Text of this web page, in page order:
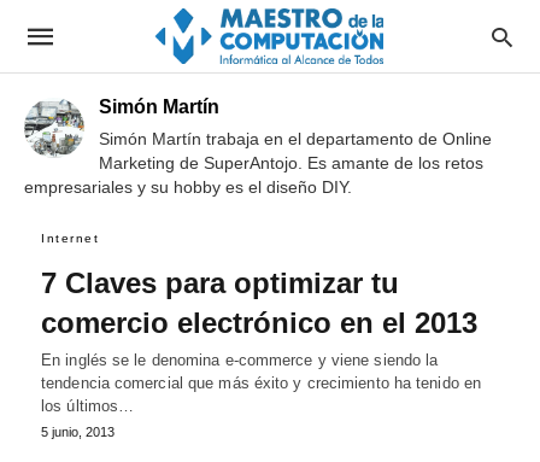
Simón Martín
Simón Martín trabaja en el departamento de Online
Marketing de SuperAntojo. Es amante de los retos
empresariales y su hobby es el diseño DIY.
Internet
7 Claves para optimizar tu
comercio electrónico en el 2013
En inglés se le denomina e-commerce y viene siendo la
tendencia comercial que más éxito y crecimiento ha tenido en
los últimos…
5 junio, 2013